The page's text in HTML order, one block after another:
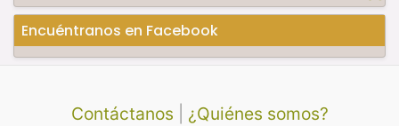
Encuéntranos en Facebook
Contáctanos
¿Quiénes somos?